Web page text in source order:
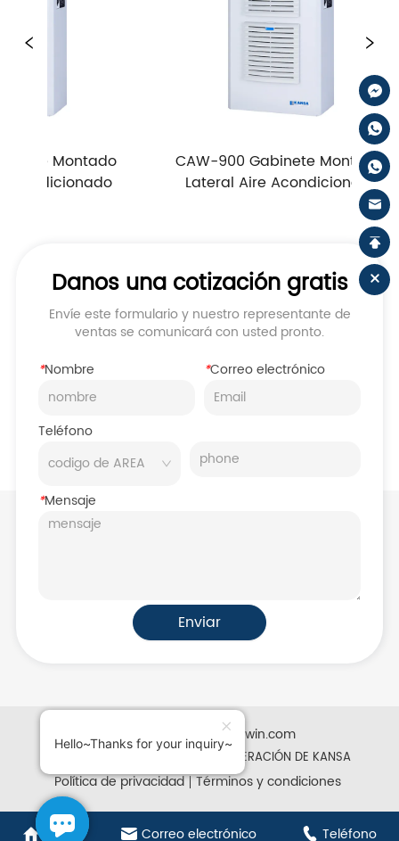
CAW-900 Gabinete Montado
Lateral Aire Acondicionado
Danos una cotización gratis
Envíe este formulario y nuestro representante de
ventas se comunicará con usted pronto.
*Nombre *Correo electrónico
Teléfono
*Mensaje
Enviar
Casa Correo electrónico Teléfono
Desarrollado por iglobalwin.com
Derechos de autor © 2025 REFRIGERACIÓN DE KANSA
Política de privacidad Términos y condiciones
Hello~Thanks for your inquiry~